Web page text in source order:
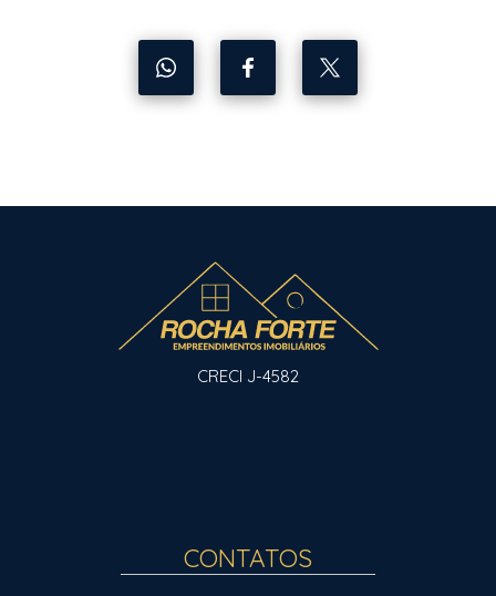
CRECI J-4582
CONTATOS